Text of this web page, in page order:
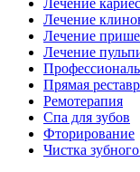
Лечение
Лечение
Лечение
Лечение
Прямая
Ремотерапия
Спа для зубов
Фторирование
Чистка